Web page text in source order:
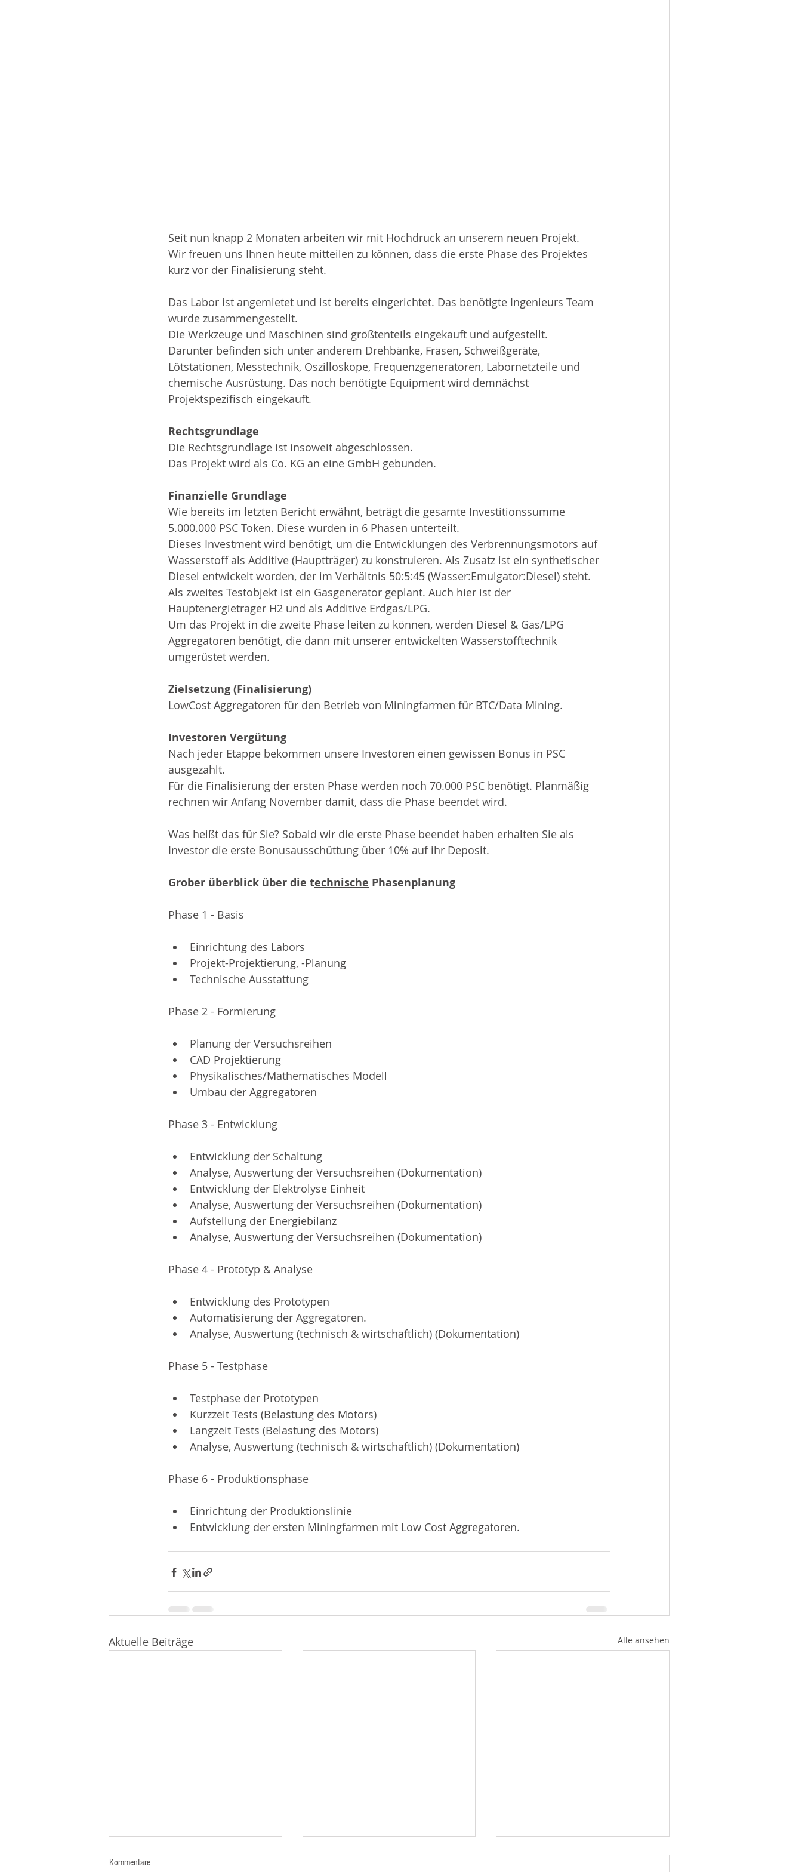
Seit nun knapp 2 Monaten arbeiten wir mit Hochdruck an unserem neuen Projekt.
Wir freuen uns Ihnen heute mitteilen zu können, dass die erste Phase des Projektes
kurz vor der Finalisierung steht.
Das Labor ist angemietet und ist bereits eingerichtet. Das benötigte Ingenieurs Team
wurde zusammengestellt.
Die Werkzeuge und Maschinen sind größtenteils eingekauft und aufgestellt.
Darunter befinden sich unter anderem Drehbänke, Fräsen, Schweißgeräte,
Lötstationen, Messtechnik, Oszilloskope, Frequenzgeneratoren, Labornetzteile und
chemische Ausrüstung. Das noch benötigte Equipment wird demnächst
Projektspezifisch eingekauft.
Rechtsgrundlage
Die Rechtsgrundlage ist insoweit abgeschlossen.
Das Projekt wird als Co. KG an eine GmbH gebunden.
Finanzielle Grundlage
Wie bereits im letzten Bericht erwähnt, beträgt die gesamte Investitionssumme
5.000.000 PSC Token. Diese wurden in 6 Phasen unterteilt.
Dieses Investment wird benötigt, um die Entwicklungen des Verbrennungsmotors auf
Wasserstoff als Additive (Hauptträger) zu konstruieren. Als Zusatz ist ein synthetischer
Diesel entwickelt worden, der im Verhältnis 50:5:45 (Wasser:Emulgator:Diesel) steht.
Als zweites Testobjekt ist ein Gasgenerator geplant. Auch hier ist der
Hauptenergieträger H2 und als Additive Erdgas/LPG.
Um das Projekt in die zweite Phase leiten zu können, werden Diesel & Gas/LPG
Aggregatoren benötigt, die dann mit unserer entwickelten Wasserstofftechnik
umgerüstet werden.
Zielsetzung (Finalisierung)
LowCost Aggregatoren für den Betrieb von Miningfarmen für BTC/Data Mining.
Investoren Vergütung
Nach jeder Etappe bekommen unsere Investoren einen gewissen Bonus in PSC
ausgezahlt.
Für die Finalisierung der ersten Phase werden noch 70.000 PSC benötigt. Planmäßig
rechnen wir Anfang November damit, dass die Phase beendet wird.
Was heißt das für Sie? Sobald wir die erste Phase beendet haben erhalten Sie als
Investor die erste Bonusausschüttung über 10% auf ihr Deposit.
Grober überblick über die technische Phasenplanung
Phase 1 - Basis
Einrichtung des Labors
Projekt-Projektierung, -Planung
Technische Ausstattung
Phase 2 - Formierung
Planung der Versuchsreihen
CAD Projektierung
Physikalisches/Mathematisches Modell
Umbau der Aggregatoren
Phase 3 - Entwicklung
Entwicklung der Schaltung
Analyse, Auswertung der Versuchsreihen (Dokumentation)
Entwicklung der Elektrolyse Einheit
Analyse, Auswertung der Versuchsreihen (Dokumentation)
Aufstellung der Energiebilanz
Analyse, Auswertung der Versuchsreihen (Dokumentation)
Phase 4 - Prototyp & Analyse
Entwicklung des Prototypen
Automatisierung der Aggregatoren.
Analyse, Auswertung (technisch & wirtschaftlich) (Dokumentation)
Phase 5 - Testphase
Testphase der Prototypen
Kurzzeit Tests (Belastung des Motors)
Langzeit Tests (Belastung des Motors)
Analyse, Auswertung (technisch & wirtschaftlich) (Dokumentation)
Phase 6 - Produktionsphase
Einrichtung der Produktionslinie
Entwicklung der ersten Miningfarmen mit Low Cost Aggregatoren.
Aktuelle Beiträge Alle ansehen
Kommentare